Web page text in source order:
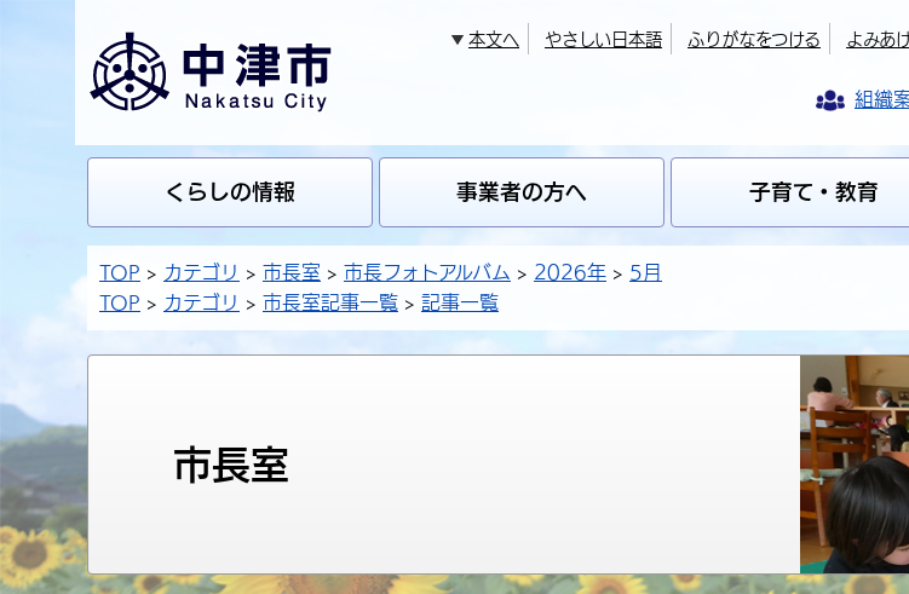
本文へ やさしい日本語 ふりがなをつける よみあ
組織
くらしの情報 事業者の方へ 子育て・教育
TOP カテゴリ 市長室 市長フォトアルバム 2026年
5月
TOP
カテゴリ 市長室記事一覧 記事一覧
市長室